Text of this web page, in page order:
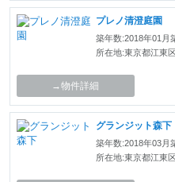
プレノ清澄庭園
築年数:2018年01月
所在地:東京都江東
→物件詳細
グランジット森下
築年数:2018年03月
所在地:東京都江東